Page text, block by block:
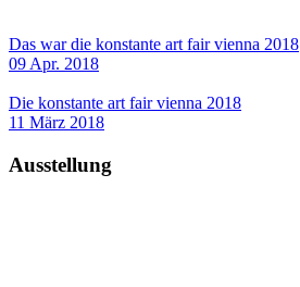
Das war die konstante art fair vienna 2018
09 Apr. 2018
Die konstante art fair vienna 2018
11 März 2018
Ausstellung